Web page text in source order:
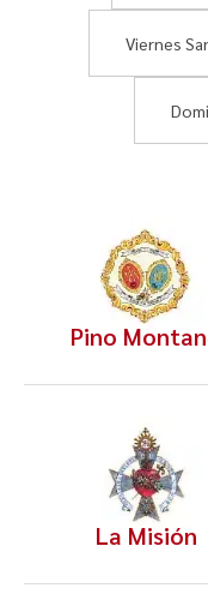
Viernes
Pino
La Misión